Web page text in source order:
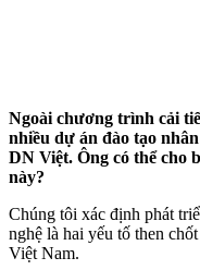
Ngoài chương trình cải
nhiều dự án đào tạo
DN Việt. Ông có thể cho
này?
Chúng tôi xác định phát
nghệ là hai yếu tố then
Việt Nam.